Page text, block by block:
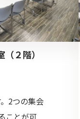
２階）
2つの集会
ことが可